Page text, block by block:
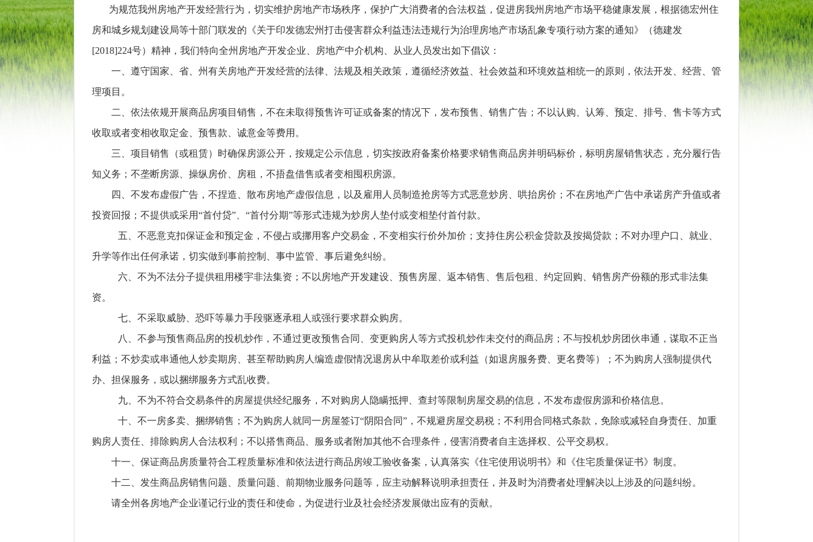
为规范我州房地产开发经营行为，切实维护房地产市场秩序，保护广大消费者的合法权益，促进房我州房地产市场平稳健康发展，根据德宏州住
房和城乡规划建设局等十部门联发的《关于印发德宏州打击侵害群众利益违法违规行为治理房地产市场乱象专项行动方案的通知》（德建发
[2018]224号）精神，我们特向全州房地产开发企业、房地产中介机构、从业人员发出如下倡议：
一、遵守国家、省、州有关房地产开发经营的法律、法规及相关政策，遵循经济效益、社会效益和环境效益相统一的原则，依法开发、经营、管
理项目。
二、依法依规开展商品房项目销售，不在未取得预售许可证或备案的情况下，发布预售、销售广告；不以认购、认筹、预定、排号、售卡等方式
收取或者变相收取定金、预售款、诚意金等费用。
三、项目销售（或租赁）时确保房源公开，按规定公示信息，切实按政府备案价格要求销售商品房并明码标价，标明房屋销售状态，充分履行告
知义务；不垄断房源、操纵房价、房租，不捂盘借售或者变相囤积房源。
四、不发布虚假广告，不捏造、散布房地产虚假信息，以及雇用人员制造抢房等方式恶意炒房、哄抬房价；不在房地产广告中承诺房产升值或者
投资回报；不提供或采用“首付贷”、“首付分期”等形式违规为炒房人垫付或变相垫付首付款。
五、不恶意克扣保证金和预定金，不侵占或挪用客户交易金，不变相实行价外加价；支持住房公积金贷款及按揭贷款；不对办理户口、就业、
升学等作出任何承诺，切实做到事前控制、事中监管、事后避免纠纷。
六、不为不法分子提供租用楼宇非法集资；不以房地产开发建设、预售房屋、返本销售、售后包租、约定回购、销售房产份额的形式非法集
资。
七、不采取威胁、恐吓等暴力手段驱逐承租人或强行要求群众购房。
八、不参与预售商品房的投机炒作，不通过更改预售合同、变更购房人等方式投机炒作未交付的商品房；不与投机炒房团伙串通，谋取不正当
利益；不炒卖或串通他人炒卖期房、甚至帮助购房人编造虚假情况退房从中牟取差价或利益（如退房服务费、更名费等）；不为购房人强制提供代
办、担保服务，或以捆绑服务方式乱收费。
九、不为不符合交易条件的房屋提供经纪服务，不对购房人隐瞒抵押、查封等限制房屋交易的信息，不发布虚假房源和价格信息。
十、不一房多卖、捆绑销售；不为购房人就同一房屋签订“阴阳合同”，不规避房屋交易税；不利用合同格式条款，免除或减轻自身责任、加重
购房人责任、排除购房人合法权利；不以搭售商品、服务或者附加其他不合理条件，侵害消费者自主选择权、公平交易权。
十一、保证商品房质量符合工程质量标准和依法进行商品房竣工验收备案，认真落实《住宅使用说明书》和《住宅质量保证书》制度。
十二、发生商品房销售问题、质量问题、前期物业服务问题等，应主动解释说明承担责任，并及时为消费者处理解决以上涉及的问题纠纷。
请全州各房地产企业谨记行业的责任和使命，为促进行业及社会经济发展做出应有的贡献。